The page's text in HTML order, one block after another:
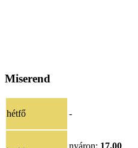
Miserend
hétfő -
nyáron: 17.00